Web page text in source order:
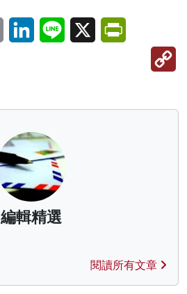
Email LinkedInLine X
編輯精選
閱讀所有文章